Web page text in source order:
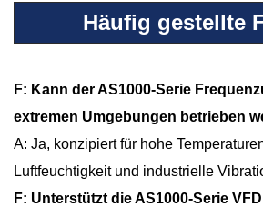
Häufig gestellte
F: Kann der AS1000-Serie
extremen Umgebungen betrieben
A: Ja, konzipiert für hohe
Luftfeuchtigkeit und industrielle
F: Unterstützt die AS1000-Serie